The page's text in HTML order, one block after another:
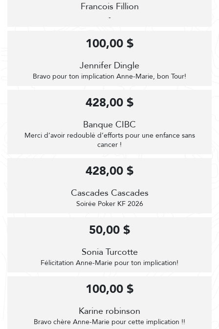
Francois Fillion
-
Jennifer Dingle
Bravo pour ton implication Anne-Marie, bon Tour!
100,00 $
Banque CIBC
Merci d’avoir redoublé d’efforts pour une enfance sans
cancer !
428,00 $
Cascades Cascades
Soirée Poker KF 2026
428,00 $
Sonia Turcotte
Félicitation Anne-Marie pour ton implication!
50,00 $
Karine robinson
Bravo chère Anne-Marie pour cette implication !!
100,00 $